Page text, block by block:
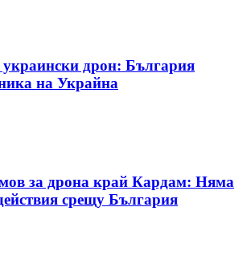
дрон: България
на Украйна
за дрона край Кардам: Няма
срещу България